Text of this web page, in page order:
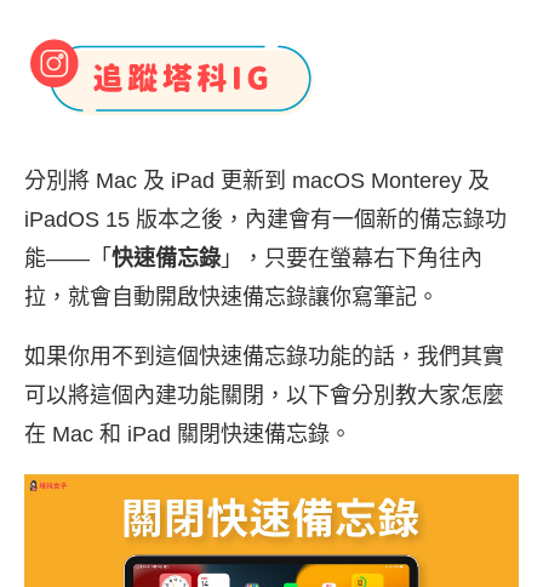
分別將 Mac 及 iPad 更新到 macOS Monterey 及
iPadOS 15 版本之後，內建會有一個新的備忘錄功
能——「 快速備忘錄 」，只要在螢幕右下角往內
拉，就會自動開啟快速備忘錄讓你寫筆記。
如果你用不到這個快速備忘錄功能的話，我們其實
可以將這個內建功能關閉，以下會分別教大家怎麼
在 Mac 和 iPad 關閉快速備忘錄。